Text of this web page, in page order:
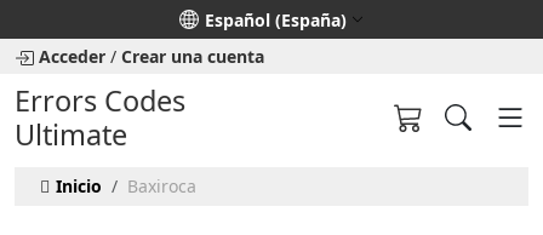
Seleccione su idioma
Español (España)
Acceder / Crear una cuenta
Errors Codes
Ultimate
Inicio Baxiroca